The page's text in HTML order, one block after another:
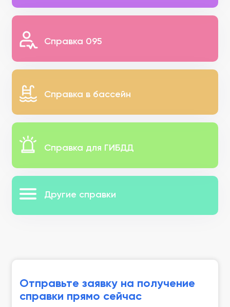
Справка 095
Справка в бассейн
Справка для ГИБДД
Другие справки
Отправьте заявку на получение
справки прямо сейчас